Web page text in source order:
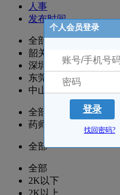
人事
发布时间
全部
韶关
深圳
东莞
中山
全部
药师/执业药师
全部
全部
2K以下
2K以上
个人会员登录
登录
找回密码?